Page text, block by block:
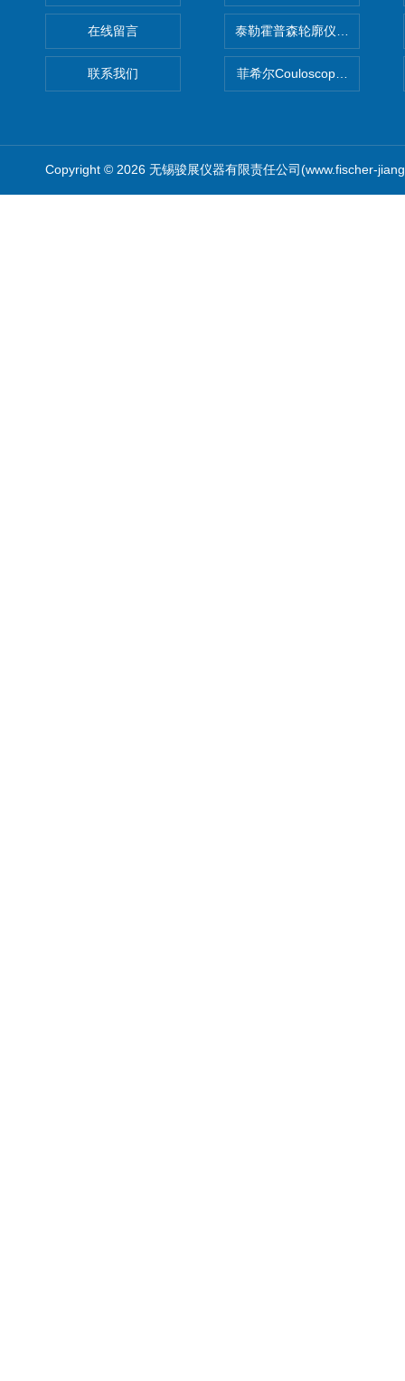
在线留言
联系我们
泰勒霍普森轮廓仪|TAYLOR
菲希尔Couloscope CMS2电
Copyright © 2026 无锡骏展仪器有限责任公司(www.fischer-